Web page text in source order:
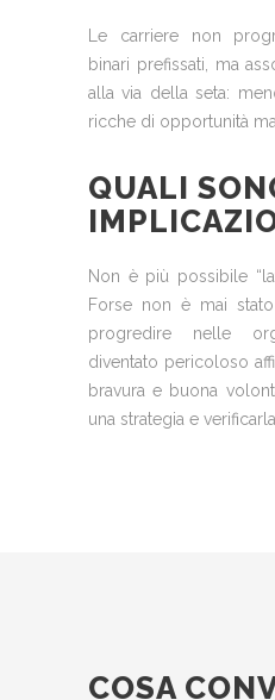
Le carriere non
binari prefissati, ma
alla via della seta:
ricche di opportunità
QUALI
Non è più possibile
Forse non è mai
progredire nelle
diventato pericoloso
bravura e buona
una strategia e
COSA